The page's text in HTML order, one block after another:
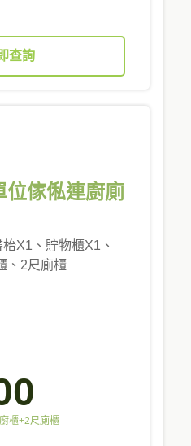
查詢
位傢俬連廚廁
X1、貯物櫃X1、
、2尺廁櫃
櫃+2尺廁櫃